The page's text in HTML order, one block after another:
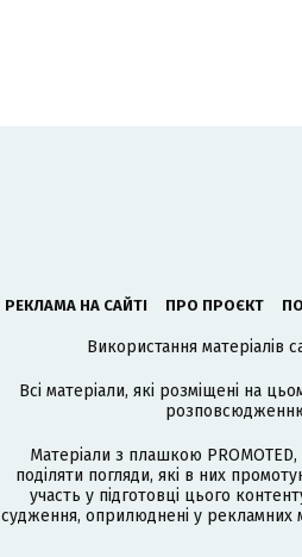
РЕКЛАМА НА САЙТІ ПРО ПРОЄКТ
Використання матеріалів
Всі матеріали, які розміщені на
розповсюдженню
Матеріали з плашкою
поділяти погляди, які в них
участь у підготовці цього
судження, оприлюднені у рекламних